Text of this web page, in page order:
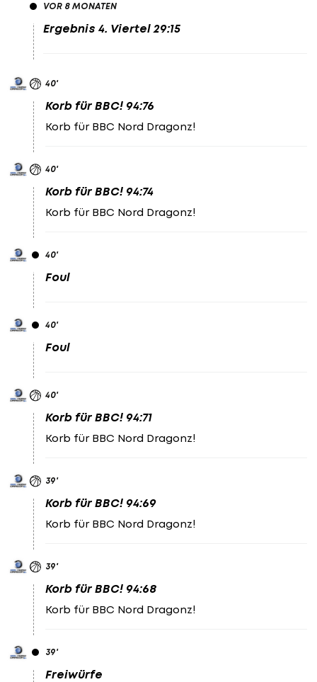
VOR 8 MONATEN
Ergebnis 4. Viertel 29:15
40'
Korb für BBC! 94:76
Korb für BBC Nord Dragonz!
40'
Korb für BBC! 94:74
Korb für BBC Nord Dragonz!
40'
Foul
40'
Foul
40'
Korb für BBC! 94:71
Korb für BBC Nord Dragonz!
39'
Korb für BBC! 94:69
Korb für BBC Nord Dragonz!
39'
Korb für BBC! 94:68
Korb für BBC Nord Dragonz!
39'
Freiwürfe